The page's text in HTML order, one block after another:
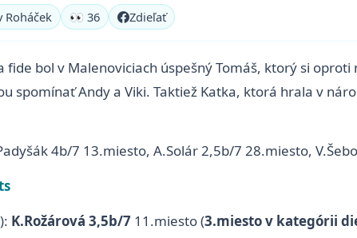
👀 36 Zdieľať
fide bol v Malenoviciach úspešný Tomáš, ktorý si
spomínať Andy a Viki. Taktiež Katka, ktorá hrala v
4b/7 13.miesto, A.Solár 2,5b/7 28.miesto,
K.Rožárová 3,5b/7 11.miesto (3.miesto v kategórii